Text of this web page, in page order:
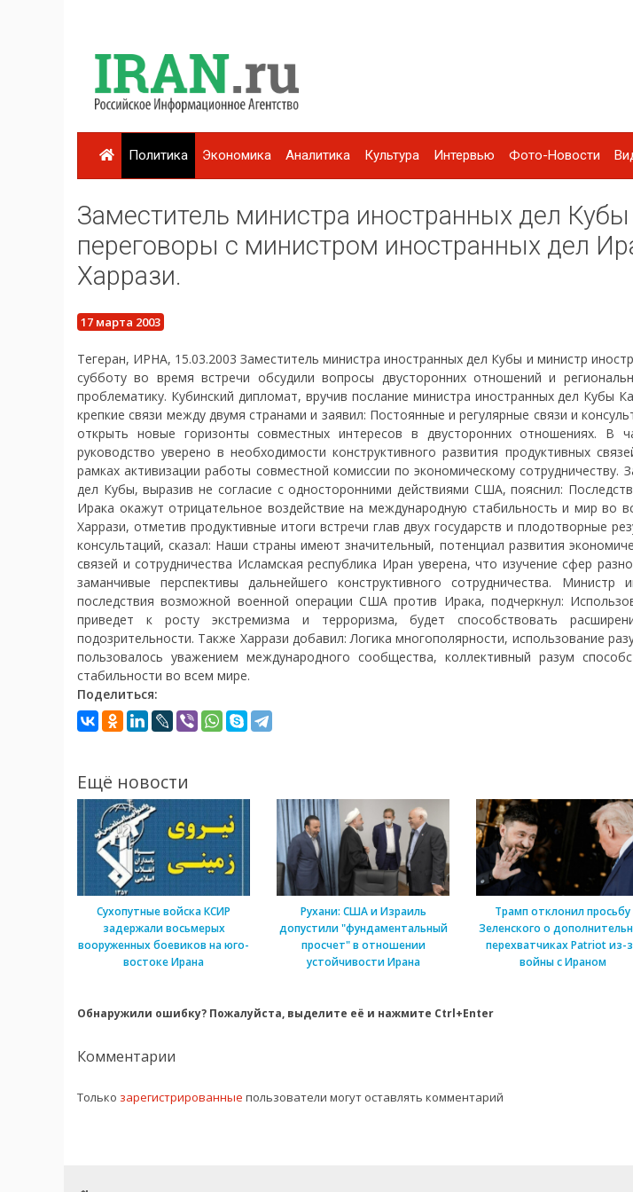
Политика Экономика Аналитика Культура Интервью Фото-Новости
Заместитель министра иностранных дел
переговоры с министром иностранных дел
Харрази.
17 марта 2003
Тегеран, ИРНА, 15.03.2003 Заместитель министра иностранных дел Кубы и министр
субботу во время встречи обсудили вопросы двусторонних отношений и
проблематику. Кубинский дипломат, вручив послание министра иностранных дел Кубы
крепкие связи между двумя странами и заявил: Постоянные и регулярные связи и
открыть новые горизонты совместных интересов в двусторонних отношениях. В
руководство уверено в необходимости конструктивного развития продуктивных
рамках активизации работы совместной комиссии по экономическому сотрудничеству.
дел Кубы, выразив не согласие с односторонними действиями США, пояснил:
Ирака окажут отрицательное воздействие на международную стабильность и мир во
Харрази, отметив продуктивные итоги встречи глав двух государств и плодотворные
консультаций, сказал: Наши страны имеют значительный, потенциал развития
связей и сотрудничества Исламская республика Иран уверена, что изучение сфер
заманчивые перспективы дальнейшего конструктивного сотрудничества.
последствия возможной военной операции США против Ирака, подчеркнул:
приведет к росту экстремизма и терроризма, будет способствовать
подозрительности. Также Харрази добавил: Логика многополярности, использование
пользовалось уважением международного сообщества, коллективный разум
стабильности во всем мире.
Поделиться:
Ещё новости
Сухопутные войска КСИР
задержали восьмерых
вооруженных боевиков на юго-
востоке Ирана
Рухани: США и Израиль
допустили "фундаментальный
просчет" в отношении
устойчивости Ирана
Трамп отклонил просьбу
Зеленского о
перехватчиках Patriot из-
войны с Ираном
Обнаружили ошибку? Пожалуйста, выделите её и нажмите Ctrl+Enter
Комментарии
Только зарегистрированные пользователи могут оставлять комментарий